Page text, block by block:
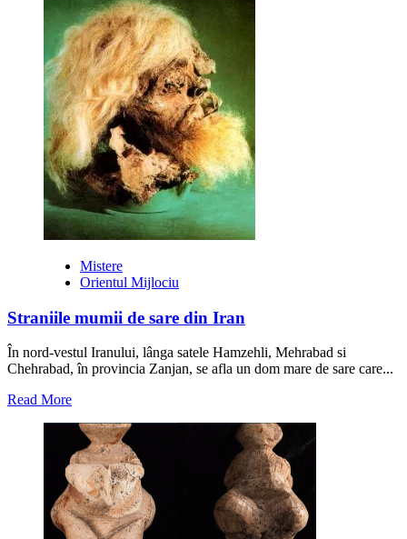
Mistere
Orientul Mijlociu
Straniile mumii de sare din Iran
În nord-vestul Iranului, lânga satele Hamzehli, Mehrabad si
Chehrabad, în provincia Zanjan, se afla un dom mare de sare care...
Read MoreRead
about
Straniile
mumii
de
sare
din
Iran